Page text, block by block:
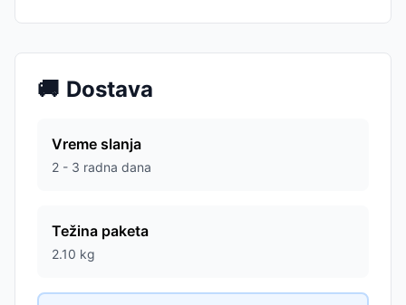
🚚 Dostava
Vreme slanja
2 - 3 radna dana
Težina paketa
2.10 kg